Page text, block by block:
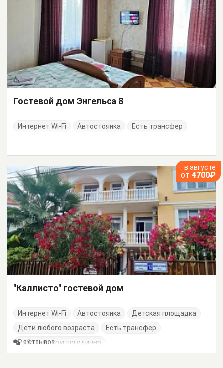
Гостевой дом Энгельса 8
Интернет Wi-Fi Автостоянка Есть трансфер
в августе
от 4700₽
"Каллисто" гостевой дом
Интернет Wi-Fi Автостоянка
Детская площадка
Дети любого возраста
Есть трансфер
Работает круглогодично
10 ОТЗЫВОВ